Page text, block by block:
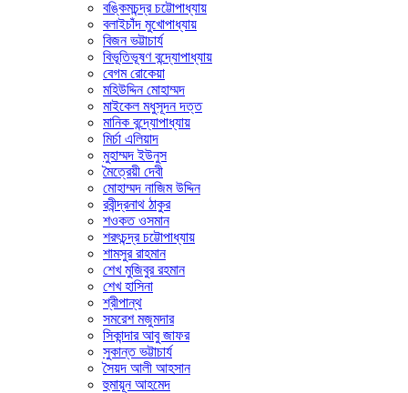
বঙ্কিমচন্দ্র চট্টোপাধ্যায়
বলাইচাঁদ মুখোপাধ্যায়
বিজন ভট্টাচার্য
বিভূতিভূষণ বন্দ্যোপাধ্যায়
বেগম রোকেয়া
মহিউদ্দিন মোহাম্মদ
মাইকেল মধুসূদন দত্ত
মানিক বন্দ্যোপাধ্যায়
মির্চা এলিয়াদ
মুহাম্মদ ইউনুস
মৈত্রেয়ী দেবী
মোহাম্মদ নাজিম উদ্দিন
রবীন্দ্রনাথ ঠাকুর
শওকত ওসমান
শরৎচন্দ্র চট্টোপাধ্যায়
শামসুর রাহমান
শেখ মুজিবুর রহমান
শেখ হাসিনা
শ্রীপান্থ
সমরেশ মজুমদার
সিকান্দার আবু জাফর
সুকান্ত ভট্টাচার্য
সৈয়দ আলী আহসান
হুমায়ূন আহমেদ